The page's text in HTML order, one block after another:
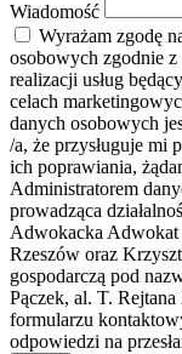
Wiadomość
Wyrażam zgodę
osobowych zgodnie
realizacji usług
celach
danych osobowych
/a, że przysługuje mi
ich poprawiania,
Administratorem
prowadząca
Adwokacka Adwokat
Rzeszów oraz
gospodarczą pod
Pączek, al. T.
formularzu
odpowiedzi na